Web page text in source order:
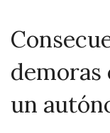
demoras
un